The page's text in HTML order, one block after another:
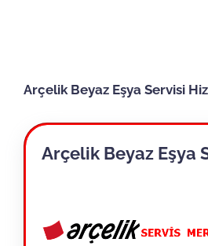
Arçelik Beyaz Eşya Servisi
Arçelik Beyaz Eşya